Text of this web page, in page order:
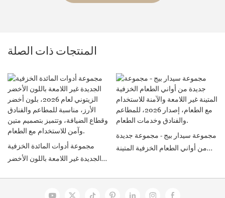
المنتجات ذات الصلة
مجموعة أدوات المائدة الخزفية
الجديدة غير اللامعة باللون الأخضر
مجموعة سيدار بيج - مجموعة جديدة
من أواني الطعام الخزفية المتينة